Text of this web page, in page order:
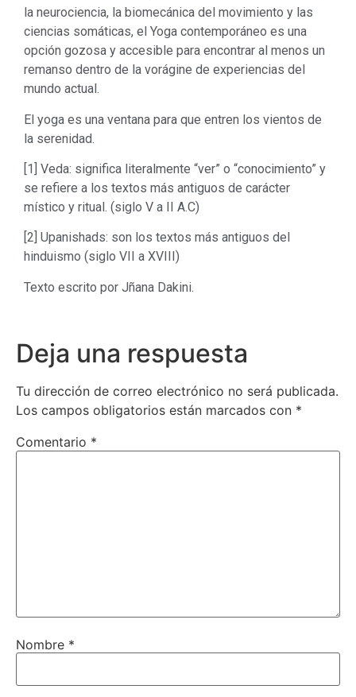
la neurociencia, la biomecánica del movimiento y las
ciencias somáticas, el Yoga contemporáneo es una
opción gozosa y accesible para encontrar al menos un
remanso dentro de la vorágine de experiencias del
mundo actual.
El yoga es una ventana para que entren los vientos de
la serenidad.
[1] Veda: significa literalmente “ver” o “conocimiento” y
se refiere a los textos más antiguos de carácter
místico y ritual. (siglo V a II A.C)
[2] Upanishads: son los textos más antiguos del
hinduismo (siglo VII a XVIII)
Texto escrito por Jñana Dakini.
Deja una respuesta
Tu dirección de correo electrónico no será publicada.
Los campos obligatorios están marcados con *
Comentario *
Nombre *